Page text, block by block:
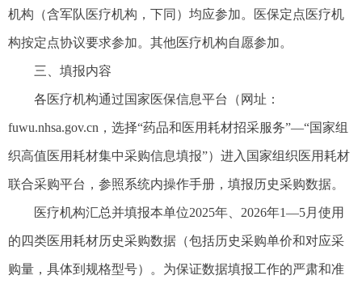
机构（含军队医疗机构，下同）均应参加。医保定点医疗机
构按定点协议要求参加。其他医疗机构自愿参加。
三、填报内容
各医疗机构通过国家医保信息平台（网址：
fuwu.nhsa.gov.cn，选择“药品和医用耗材招采服务”—“国家组
织高值医用耗材集中采购信息填报”）进入国家组织医用耗材
联合采购平台，参照系统内操作手册，填报历史采购数据。
医疗机构汇总并填报本单位2025年、2026年1—5月使用
的四类医用耗材历史采购数据（包括历史采购单价和对应采
购量，具体到规格型号）。为保证数据填报工作的严肃和准